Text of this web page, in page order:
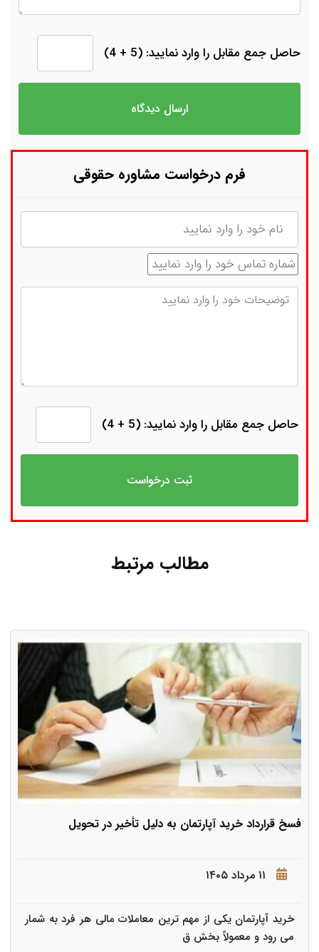
حاصل جمع مقابل را وارد نمایید: (5 + 4)
فرم درخواست مشاوره حقوقی
نام
شماره تماس
توضیحات
حاصل جمع مقابل را وارد نمایید: (5 + 4)
مطالب مرتبط
فسخ قرارداد خرید آپارتمان به دلیل تأخیر در تحویل
۱۱ مرداد ۱۴۰۵
خرید آپارتمان یکی از مهم ترین معاملات مالی هر فرد به شمار
می رود و معمولاً بخش ق